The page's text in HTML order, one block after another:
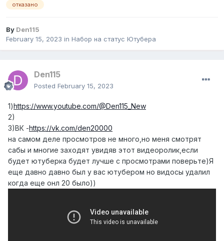
отказано
By Den115
February 15, 2023 in Набор на статус Ютубера
Den115
Posted February 15, 2023
1)https://www.youtube.com/@Den115_New
2)
3)ВК -https://vk.com/den20000
на самом деле просмотров не много,но меня смотрят
сабы и многие заходят увидяв этот видеоролик,если
будет ютуберка будет лучше с просмотрами поверьте)Я
еще давно давно был у вас ютубером но видосы удалил
когда еще онл 20 было))